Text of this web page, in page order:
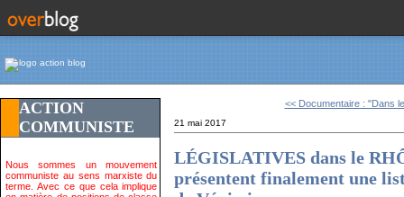
ACTION
COMMUNISTE
Nous sommes un mouvement
communiste au sens marxiste du
terme. Avec ce que cela implique
<< Documentaire : "Dans
21 mai 2017
LÉGISLATIVES dans le
présentent finalement une